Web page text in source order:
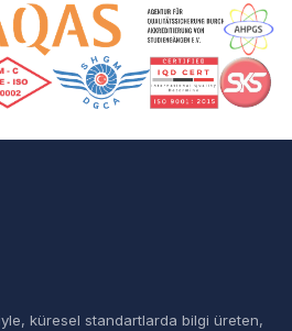
Üyelik Logoları
küresel standartlarda bilgi üreten,